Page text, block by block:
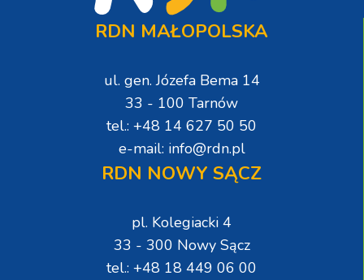
RDN MAŁOPOLSKA
ul. gen. Józefa Bema 14
33 - 100 Tarnów
tel.: +48 14 627 50 50
e-mail: info@rdn.pl
RDN NOWY SĄCZ
pl. Kolegiacki 4
33 - 300 Nowy Sącz
tel.: +48 18 449 06 00